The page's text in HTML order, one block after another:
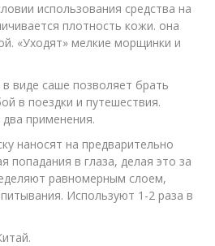
использования средства на
плотность кожи. она
«Уходят» мелкие морщинки и
виде саше позволяет брать
в поездки и путешествия.
применения.
наносят на предварительно
попадания в глаза, делая это за
равномерным слоем,
Используют 1-2 раза в